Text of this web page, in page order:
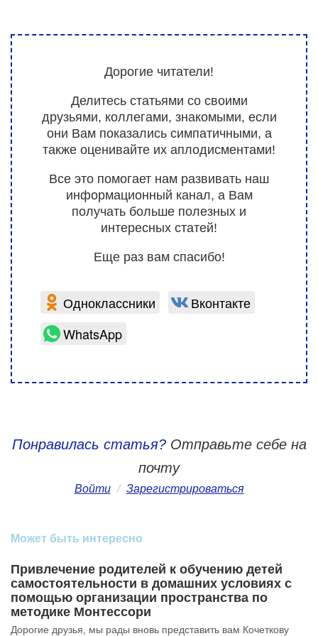
Дорогие читатели!
Делитесь статьями со своими
друзьями, коллегами, знакомыми, если
они Вам показались симпатичными, а
также оценивайте их аплодисментами!
Все это помогает нам развивать наш
информационный канал, а Вам
получать больше полезных и
интересных статей!
Еще раз вам спасибо!
Одноклассники
Вконтакте
WhatsApp
Понравилась статья?Отправьте себе на
почту
Войти / Зарегистрироваться
Может быть интересно
Привлечение родителей к обучению детей
самостоятельности в домашних условиях с
помощью организации пространства по
методике Монтессори
Дорогие друзья, мы рады вновь представить вам Кочеткову